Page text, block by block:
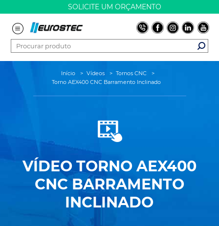
SOLICITE UM ORÇAMENTO
Início > Vídeos > Tornos CNC
>
Torno AEX400 CNC Barramento Inclinado
VÍDEOTORNO AEX400
CNC BARRAMENTO
INCLINADO